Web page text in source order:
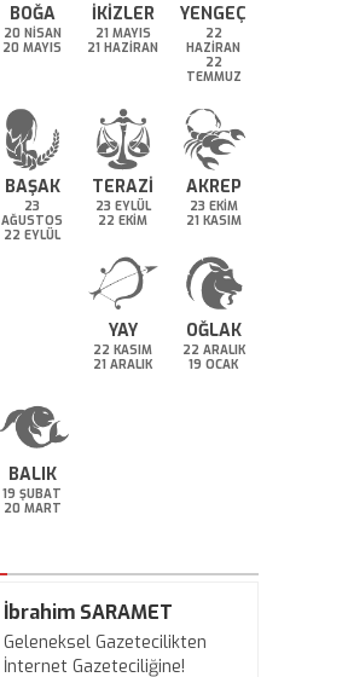
BOĞA
20 NİSAN
20 MAYIS
İKİZLER
21 MAYIS
21 HAZİRAN
YENGEÇ
22
HAZİRAN
22
TEMMUZ
BAŞAK
23
AĞUSTOS
22 EYLÜL
TERAZİ
23 EYLÜL
22 EKİM
AKREP
23 EKİM
21 KASIM
YAY
22 KASIM
21 ARALIK
OĞLAK
22 ARALIK
19 OCAK
BALIK
19 ŞUBAT
20 MART
İbrahim SARAMET
Geleneksel Gazetecilikten
İnternet Gazeteciliğine!